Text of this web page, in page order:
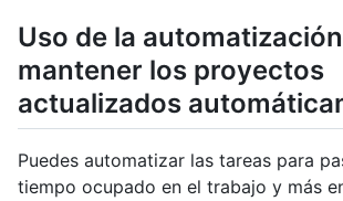
Uso de la
mantener los proyectos
actualizados
Puedes automatizar las tareas para
tiempo ocupado en el trabajo y más